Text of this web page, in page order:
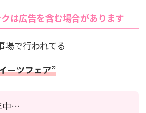
は広告を含む場合があります
場で行われてる
ーツフェア”
中…